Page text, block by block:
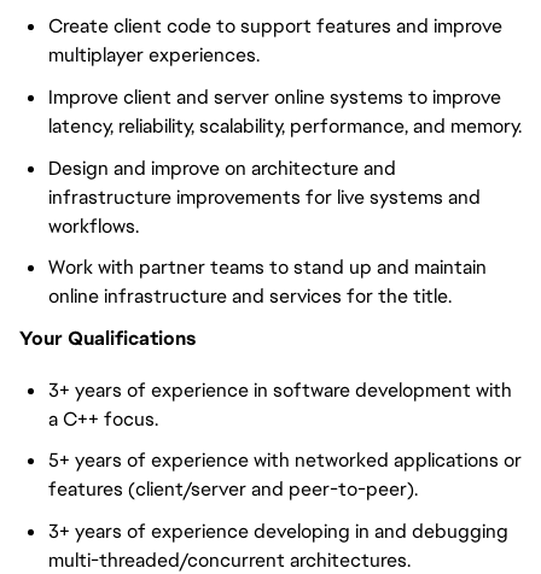
Create client code to support features and improve
multiplayer experiences.
Improve client and server online systems to improve
latency, reliability, scalability, performance, and memory.
Design and improve on architecture and
infrastructure improvements for live systems and
workflows.
Work with partner teams to stand up and maintain
online infrastructure and services for the title.
Your Qualifications
3+ years of experience in software development with
a C++ focus.
5+ years of experience with networked applications or
features (client/server and peer-to-peer).
3+ years of experience developing in and debugging
multi-threaded/concurrent architectures.